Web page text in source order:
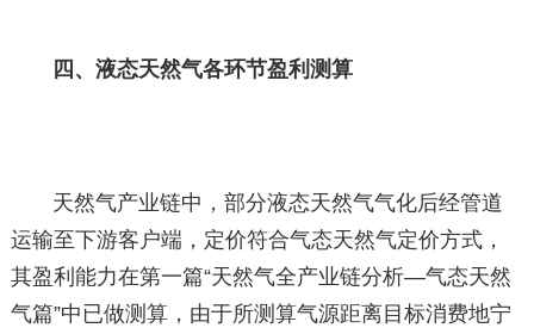
四、液态天然气各环节盈利测算
天然气产业链中，部分液态天然气气化后经管道
运输至下游客户端，定价符合气态天然气定价方式，
其盈利能力在第一篇“天然气全产业链分析—气态天然
气篇”中已做测算，由于所测算气源距离目标消费地宁